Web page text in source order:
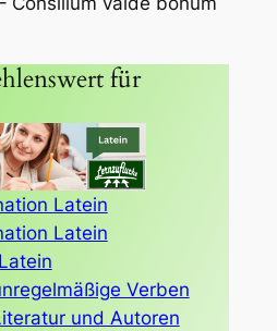
für
Latein
Latein
Verben
und Autoren